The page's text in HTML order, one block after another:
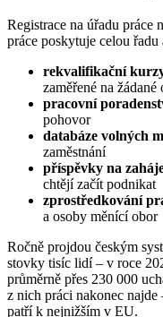
Registrace na úřadu práce
práce poskytuje celou
rekvalifikační
zaměřené na žádané
pracovní
pohovor
databáze volných
zaměstnání
příspěvky na
chtějí začít podnikat
zprostředkování
a osoby měnící obor
Ročně projdou českým
stovky tisíc lidí – v roce
průměrně přes 230 000
z nich práci nakonec najde
patří k nejnižším v EU.